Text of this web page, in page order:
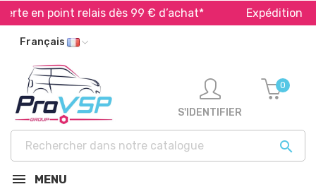
en point relais dès 99 € d’achat* Expédition
Français

S'IDENTIFIER
0
MENU